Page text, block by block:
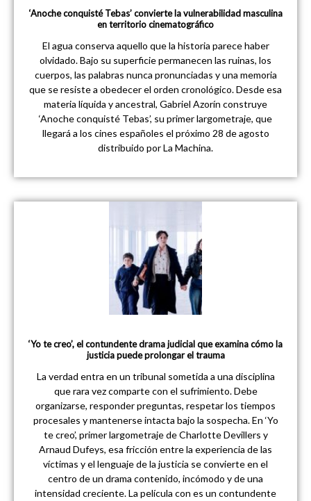
‘Anoche conquisté Tebas’ convierte la vulnerabilidad masculina
en territorio cinematográfico
El agua conserva aquello que la historia parece haber
olvidado. Bajo su superficie permanecen las ruinas, los
cuerpos, las palabras nunca pronunciadas y una memoria
que se resiste a obedecer el orden cronológico. Desde esa
materia líquida y ancestral, Gabriel Azorín construye
‘Anoche conquisté Tebas’, su primer largometraje, que
llegará a los cines españoles el próximo 28 de agosto
distribuido por La Machina.
‘Yo te creo’, el contundente drama judicial que examina cómo la
justicia puede prolongar el trauma
La verdad entra en un tribunal sometida a una disciplina
que rara vez comparte con el sufrimiento. Debe
organizarse, responder preguntas, respetar los tiempos
procesales y mantenerse intacta bajo la sospecha. En ‘Yo
te creo’, primer largometraje de Charlotte Devillers y
Arnaud Dufeys, esa fricción entre la experiencia de las
víctimas y el lenguaje de la justicia se convierte en el
centro de un drama contenido, incómodo y de una
intensidad creciente. La película con es un contundente